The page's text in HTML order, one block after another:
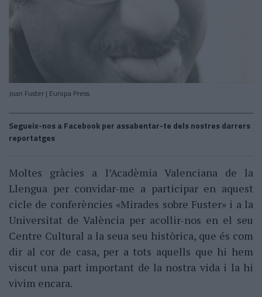
Joan Fuster | Europa Press
Segueix-nos a Facebook per assabentar-te dels nostres darrers
reportatges
Moltes gràcies a l’Acadèmia Valenciana de la
Llengua per convidar-me a participar en aquest
cicle de conferències «Mirades sobre Fuster» i a la
Universitat de València per acollir-nos en el seu
Centre Cultural a la seua seu històrica, que és com
dir al cor de casa, per a tots aquells que hi hem
viscut una part important de la nostra vida i la hi
vivim encara.